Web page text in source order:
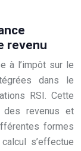
revenu
à l’impôt sur le
dans le
RSI. Cette
des revenus et
formes
s’effectue